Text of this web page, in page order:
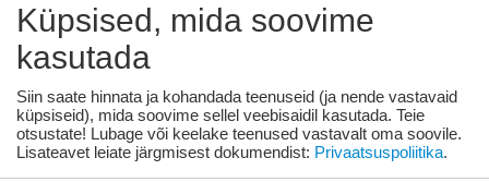
Toode on
saadaval:
07/08/2026
Lisage sooviloendisse Esita küsimus
Kohaletoimetamine
Küpsised, mida soovime
kasutada
Siin saate hinnata ja kohandada teenuseid (ja nende vastavaid
küpsiseid), mida soovime sellel veebisaidil kasutada. Teie
otsustate! Lubage või keelake teenused vastavalt oma soovile.
Lisateavet leiate järgmisest dokumendist: Privaatsuspoliitika.